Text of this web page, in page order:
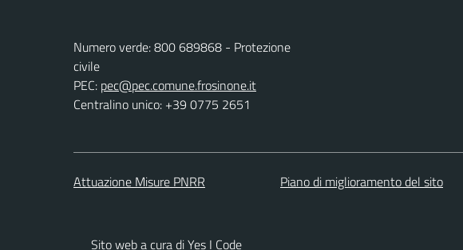
Numero verde: 800 689868 - Protezione
civile
PEC: pec@pec.comune.frosinone.it
Centralino unico: +39 0775 2651
Attuazione Misure PNRR Piano di miglioramento del sito
Sito web a cura di Yes I Code